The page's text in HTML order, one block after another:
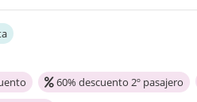
60% descuento 2º pasajero